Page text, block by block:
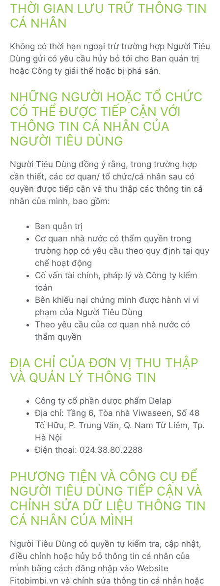
THỜI GIAN LƯU TRỮ THÔNG TIN
CÁ NHÂN
Không có thời hạn ngoại trừ trường hợp Người Tiêu
Dùng gửi có yêu cầu hủy bỏ tới cho Ban quản trị
hoặc Công ty giải thể hoặc bị phá sản.
NHỮNG NGƯỜI HOẶC TỔ CHỨC
CÓ THỂ ĐƯỢC TIẾP CẬN VỚI
THÔNG TIN CÁ NHÂN CỦA
NGƯỜI TIÊU DÙNG
Người Tiêu Dùng đồng ý rằng, trong trường hợp
cần thiết, các cơ quan/ tổ chức/cá nhân sau có
quyền được tiếp cận và thu thập các thông tin cá
nhân của mình, bao gồm:
Ban quản trị
Cơ quan nhà nước có thẩm quyền trong
trường hợp có yêu cầu theo quy định tại quy
chế hoạt động
Cố vấn tài chính, pháp lý và Công ty kiểm
toán
Bên khiếu nại chứng minh được hành vi vi
phạm của Người Tiêu Dùng
Theo yêu cầu của cơ quan nhà nước có
thẩm quyền
ĐỊA CHỈ CỦA ĐƠN VỊ THU THẬP
VÀ QUẢN LÝ THÔNG TIN
Công ty cổ phần dược phẩm Delap
Địa chỉ: Tầng 6, Tòa nhà Viwaseen, Số 48
Tố Hữu, P. Trung Văn, Q. Nam Từ Liêm, Tp.
Hà Nội
Điện thoại: 024.38.80.2288
PHƯƠNG TIỆN VÀ CÔNG CỤ ĐỂ
NGƯỜI TIÊU DÙNG TIẾP CẬN VÀ
CHỈNH SỬA DỮ LIỆU THÔNG TIN
CÁ NHÂN CỦA MÌNH
Người Tiêu Dùng có quyền tự kiểm tra, cập nhật,
điều chỉnh hoặc hủy bỏ thông tin cá nhân của
mình bằng cách đăng nhập vào Website
Fitobimbi.vn và chỉnh sửa thông tin cá nhân hoặc